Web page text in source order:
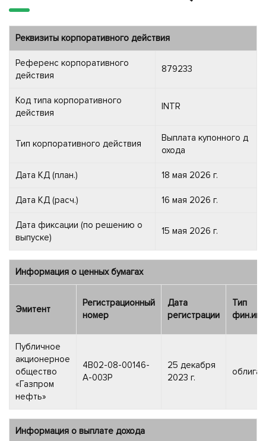
Реквизиты корпоративного действия
Референс корпоративного
действия
879233
Код типа корпоративного
действия
INTR
Тип корпоративного действия
Выплата купонного д
охода
Дата КД (план.) 18 мая 2026 г.
Дата КД (расч.) 16 мая 2026 г.
Дата фиксации (по решению о
выпуске)
15 мая 2026 г.
Информация о ценных бумагах
Эмитент
Регистрационный
номер
Дата
регистрации
Тип
Публичное
акционерное
общество
«Газпром
нефть»
4B02-08-00146-
A-003P
25 декабря
2023 г.
Информация о выплате дохода